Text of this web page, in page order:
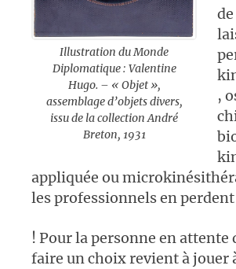
Illustration du Monde
Diplomatique : Valentine
Hugo. – « Objet »,
assemblage d’objets divers,
issu de la collection André
Breton, 1931
,
appliquée ou
les professionnels en
! Pour la personne en attente
faire un choix revient à jouer